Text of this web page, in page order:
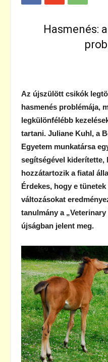
Hasmenés:
Az újszülött csikók
hasmenés problémája,
legkülönfélébb
tartani. Juliane Kuhl, a
Egyetem munkatársa
segítségével kiderítette,
hozzátartozik a fiatal
Érdekes, hogy e
változásokat
tanulmány a
újságban jelent meg.